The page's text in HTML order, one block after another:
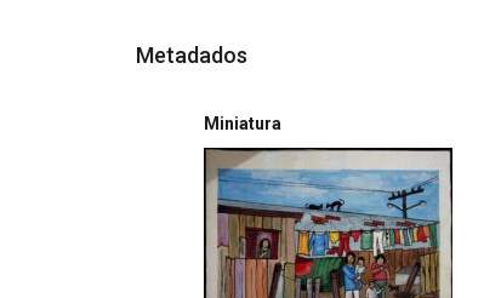
Metadados
Miniatura